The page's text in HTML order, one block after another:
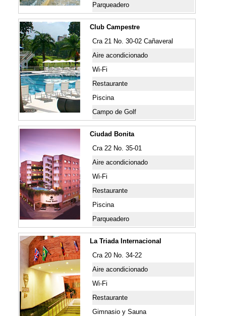
Parqueadero
Club Campestre
Cra 21 No. 30-02 Cañaveral
Aire acondicionado
Wi-Fi
Restaurante
Piscina
Campo de Golf
Ciudad Bonita
Cra 22 No. 35-01
Aire acondicionado
Wi-Fi
Restaurante
Piscina
Parqueadero
La Triada Internacional
Cra 20 No. 34-22
Aire acondicionado
Wi-Fi
Restaurante
Gimnasio y Sauna